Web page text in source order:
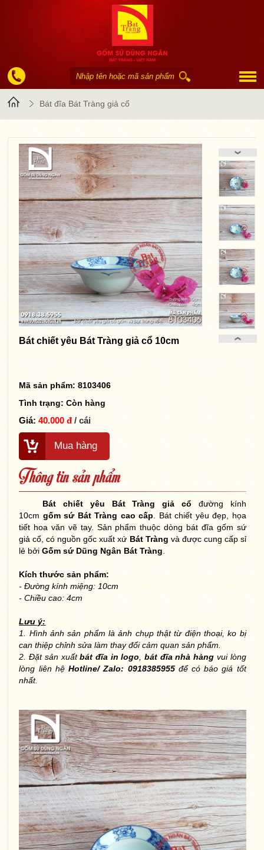
TrangBát đĩa Bát Tràng giả cổ
Bát chiết yêu Bát Tràng giả cổ 10cm
Mã sản phẩm: 8103406
Tình trạng:Còn hàng
Giá: 40.000 đ/ cái
Mua hàng
Thông tin sản phẩm
Bát chiết yêu Bát Tràng giả cổđường kính
10cm gốm sứ Bát Tràng cao cấp . Bát chiết yêu đẹp, họa
tiết hoa văn vẽ tay. Sản phẩm thuộc dòng bát đĩa gốm sứ
giả cổ, có nguồn gốc xuất xứ Bát Tràng và được cung cấp sỉ
lẻ bởiGốm sứ Dũng Ngân Bát Tràng
Kích thước sản phẩm:
- Đường kính miệng: 10cm
- Chiều cao: 4cm
Lưu ý:
1. Hình ảnh sản phẩm là ảnh chụp thật từ điện thoại, ko bị
can thiệp chỉnh sửa làm thay đổi cảm quan sản phẩm.
2. Đặt sản xuấtbát đĩa in logo ,bát đĩa nhà hàng vui lòng
lòng liên hệHotline/ Zalo: 0918385955để có báo giá tốt
nhất.